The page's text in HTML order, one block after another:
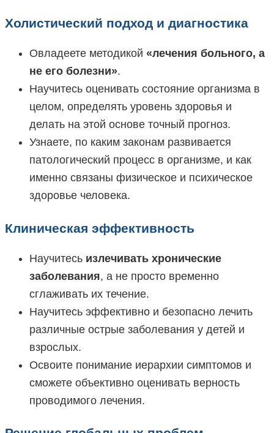
Холистический подход и диагностика
Овладеете методикой «лечения больного, а
не его болезни».
Научитесь оценивать состояние организма в
целом, определять уровень здоровья и
делать на этой основе точный прогноз.
Узнаете, по каким законам развивается
патологический процесс в организме, и как
именно связаны физическое и психическое
здоровье человека.
Клиническая эффективность
Научитесь излечивать хронические
заболевания, а не просто временно
сглаживать их течение.
Научитесь эффективно и безопасно лечить
различные острые заболевания у детей и
взрослых.
Освоите понимание иерархии симптомов и
сможете объективно оценивать верность
проводимого лечения.